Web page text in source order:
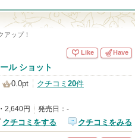
アップ！
ル ショット
Like Have
0.0pt クチコミ 20件
2,640円
発売日：-
クチコミをする クチコミをみる